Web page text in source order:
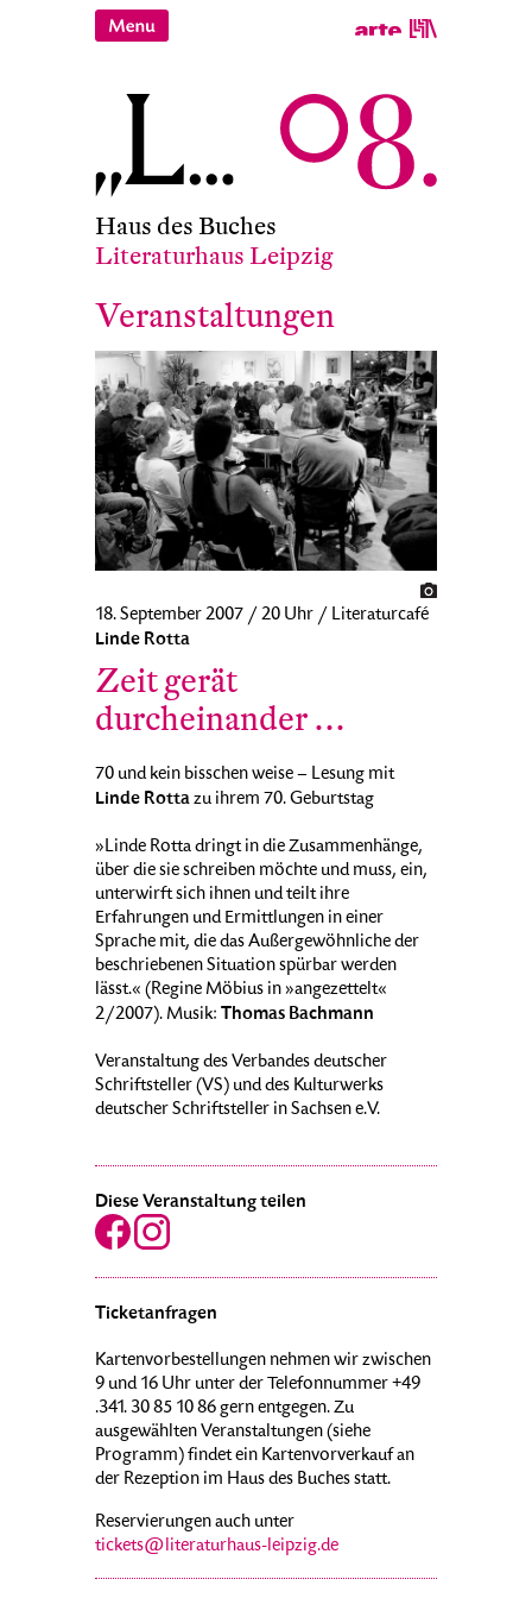
Haus des Buches
Literaturhaus Leipzig
Veranstaltungen
18. September 2007 / 20 Uhr / Literaturcafé
Linde Rotta
Zeit gerät
durcheinander …
70 und kein bisschen weise – Lesung mit
Linde Rottazu ihrem 70. Geburtstag
»Linde Rotta dringt in die Zusammenhänge,
über die sie schreiben möchte und muss, ein,
unterwirft sich ihnen und teilt ihre
Erfahrungen und Ermittlungen in einer
Sprache mit, die das Außergewöhnliche der
beschriebenen Situation spürbar werden
lässt.« (Regine Möbius in »angezettelt«
2/2007). Musik: Thomas Bachmann
Veranstaltung des Verbandes deutscher
Schriftsteller (VS) und des Kulturwerks
deutscher Schriftsteller in Sachsen e.V.
Diese Veranstaltung teilen
Ticketanfragen
Kartenvorbestellungen nehmen wir zwischen
9 und 16 Uhr unter der Telefonnummer +49
.341. 30 85 10 86 gern entgegen. Zu
ausgewählten Veranstaltungen (siehe
Programm) findet ein Kartenvorverkauf an
der Rezeption im Haus des Buches statt.
Reservierungen auch unter
tickets@literaturhaus-leipzig.de